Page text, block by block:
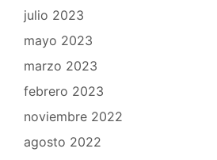
julio 2023
mayo 2023
marzo 2023
febrero 2023
noviembre 2022
agosto 2022